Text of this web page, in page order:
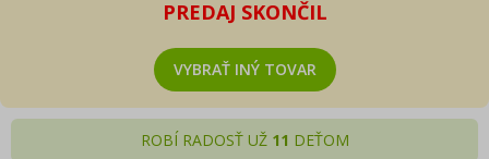
PREDAJ SKONČIL
VYBRAŤ INÝ TOVAR
ROBÍ RADOSŤ UŽ 11 DEŤOM